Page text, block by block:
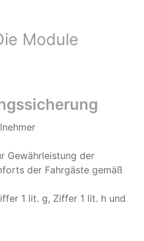
Module
der
der Fahrgäste gemäß
g, Ziffer 1 lit. h und
lit. c):